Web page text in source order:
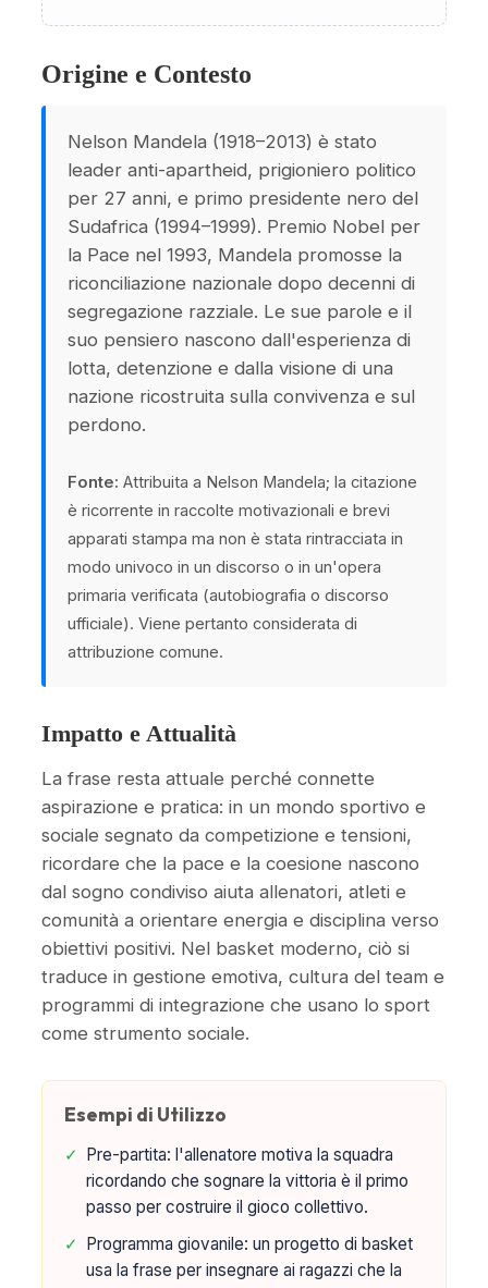
Origine e Contesto
Nelson Mandela (1918–2013) è stato
leader anti-apartheid, prigioniero politico
per 27 anni, e primo presidente nero del
Sudafrica (1994–1999). Premio Nobel per
la Pace nel 1993, Mandela promosse la
riconciliazione nazionale dopo decenni di
segregazione razziale. Le sue parole e il
suo pensiero nascono dall'esperienza di
lotta, detenzione e dalla visione di una
nazione ricostruita sulla convivenza e sul
perdono.
Fonte: Attribuita a Nelson Mandela; la citazione
è ricorrente in raccolte motivazionali e brevi
apparati stampa ma non è stata rintracciata in
modo univoco in un discorso o in un'opera
primaria verificata (autobiografia o discorso
ufficiale). Viene pertanto considerata di
attribuzione comune.
Impatto e Attualità
La frase resta attuale perché connette
aspirazione e pratica: in un mondo sportivo e
sociale segnato da competizione e tensioni,
ricordare che la pace e la coesione nascono
dal sogno condiviso aiuta allenatori, atleti e
comunità a orientare energia e disciplina verso
obiettivi positivi. Nel basket moderno, ciò si
traduce in gestione emotiva, cultura del team e
programmi di integrazione che usano lo sport
come strumento sociale.
Esempi di Utilizzo
✓ Pre-partita: l'allenatore motiva la squadra
ricordando che sognare la vittoria è il primo
passo per costruire il gioco collettivo.
✓ Programma giovanile: un progetto di basket
usa la frase per insegnare ai ragazzi che la